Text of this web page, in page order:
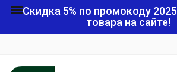
Скидка 5% по промокоду 2025
товара на сайте!